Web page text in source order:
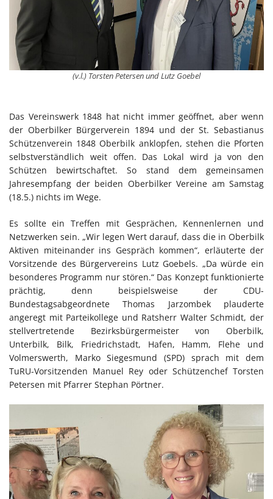
(v.l.) Torsten Petersen und Lutz Goebel
Das Vereinswerk 1848 hat nicht immer geöffnet, aber wenn
der Oberbilker Bürgerverein 1894 und der St. Sebastianus
Schützenverein 1848 Oberbilk anklopfen, stehen die Pforten
selbstverständlich weit offen. Das Lokal wird ja von den
Schützen bewirtschaftet. So stand dem gemeinsamen
Jahresempfang der beiden Oberbilker Vereine am Samstag
(18.5.) nichts im Wege.
Es sollte ein Treffen mit Gesprächen, Kennenlernen und
Netzwerken sein. „Wir legen Wert darauf, dass die in Oberbilk
Aktiven miteinander ins Gespräch kommen“, erläuterte der
Vorsitzende des Bürgervereins Lutz Goebels. „Da würde ein
besonderes Programm nur stören.“ Das Konzept funktionierte
prächtig, denn beispielsweise der CDU-
Bundestagsabgeordnete Thomas Jarzombek plauderte
angeregt mit Parteikollege und Ratsherr Walter Schmidt, der
stellvertretende Bezirksbürgermeister von Oberbilk,
Unterbilk, Bilk, Friedrichstadt, Hafen, Hamm, Flehe und
Volmerswerth, Marko Siegesmund (SPD) sprach mit dem
TuRU-Vorsitzenden Manuel Rey oder Schützenchef Torsten
Petersen mit Pfarrer Stephan Pörtner.